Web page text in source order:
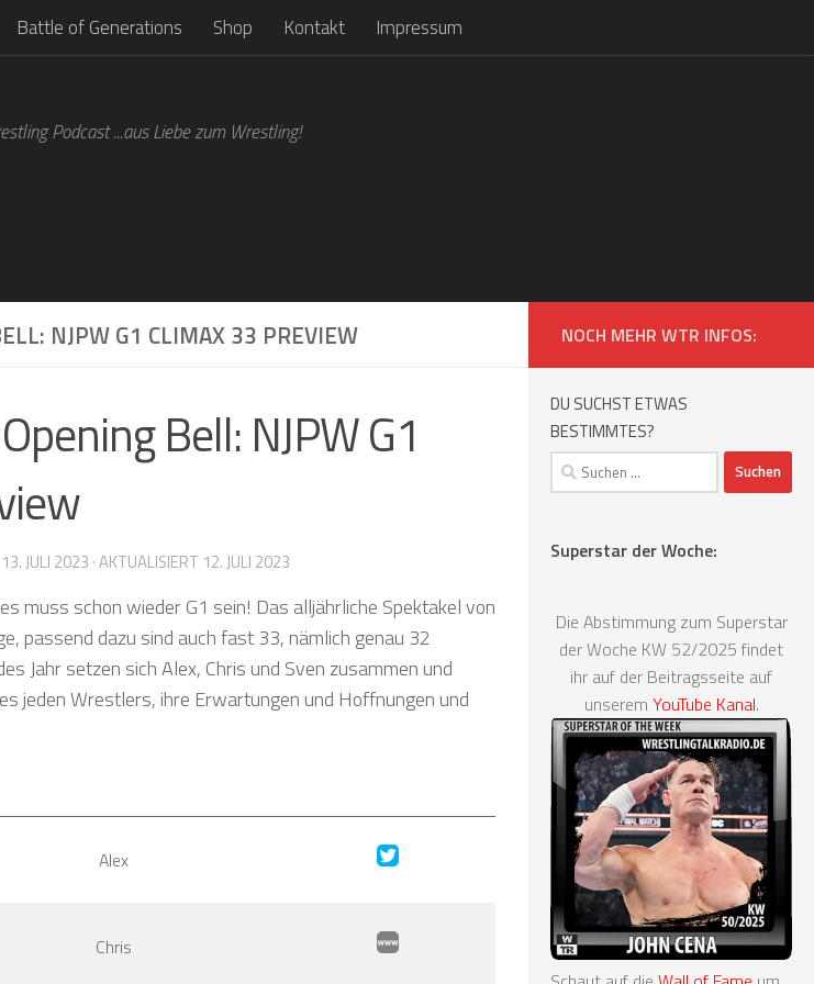
Battle of Generations Shop Kontakt Impressum
Podcast ...aus Liebe zum Wrestling!
NJPW G1 CLIMAX 33 PREVIEW
Bell: NJPW G1
13. JULI 2023 · AKTUALISIERT 12. JULI 2023
muss schon wieder G1 sein! Das alljährliche Spektakel von
passend dazu sind auch fast 33, nämlich genau 32
Jahr setzen sich Alex, Chris und Sven zusammen und
jeden Wrestlers, ihre Erwartungen und Hoffnungen und
Alex
Chris
NOCH MEHR WTR INFOS:
DU SUCHST ETWAS
BESTIMMTES?
Suchen
nach:
Superstar der Woche:
Die Abstimmung zum Superstar
der Woche KW 52/2025 findet
ihr auf der Beitragsseite auf
unserem YouTube Kanal.